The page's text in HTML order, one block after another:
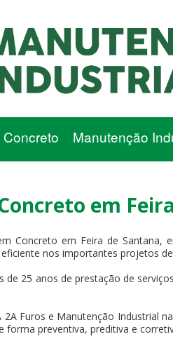
Manutenção
em
Concreto em Feira de
nos importantes projetos
25 anos de prestação de
2A Furos e Manutenção Industrial
preventiva, preditiva e